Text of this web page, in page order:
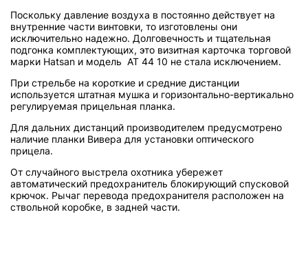
Поскольку давление воздуха в постоянно действует на
внутренние части винтовки, то изготовлены они
исключительно надежно. Долговечность и тщательная
подгонка комплектующих, это визитная карточка торговой
марки Hatsan и модель AT 44 10 не стала исключением.
При стрельбе на короткие и средние дистанции
используется штатная мушка и горизонтально-вертикально
регулируемая прицельная планка.
Для дальних дистанций производителем предусмотрено
наличие планки Вивера для установки оптического
прицела.
От случайного выстрела охотника убережет
автоматический предохранитель блокирующий спусковой
крючок. Рычаг перевода предохранителя расположен на
ствольной коробке, в задней части.